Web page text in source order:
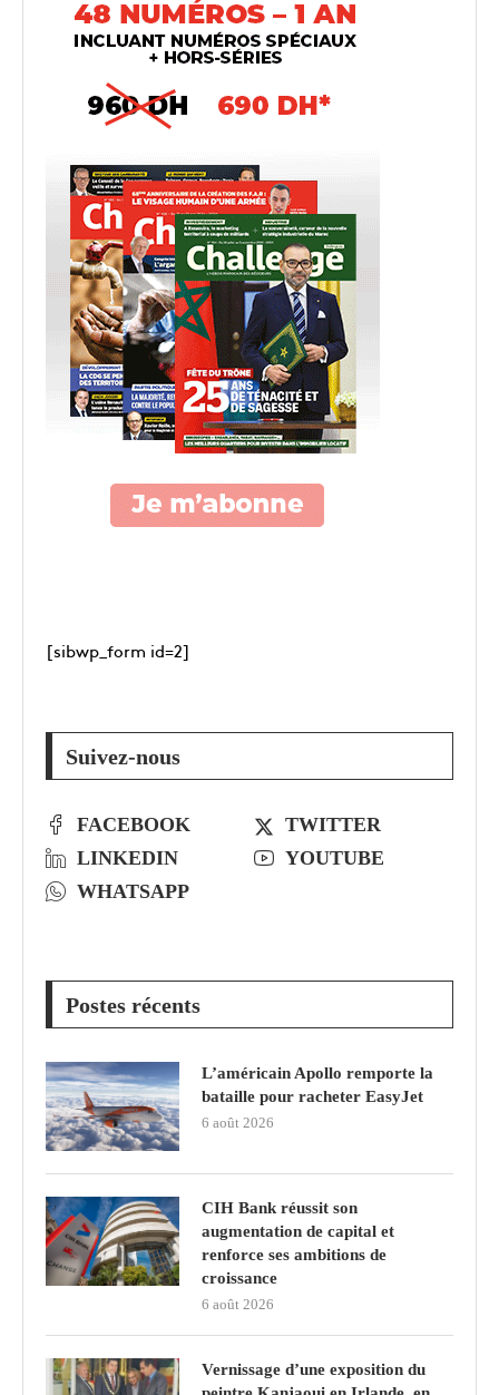
[sibwp_form id=2]
Suivez-nous
FACEBOOK
TWITTER
LINKEDIN
YOUTUBE
WHATSAPP
Postes récents
L’américain Apollo remporte la
bataille pour racheter EasyJet
6 août 2026
CIH Bank réussit son
augmentation de capital et
renforce ses ambitions de
croissance
6 août 2026
Vernissage d’une exposition du